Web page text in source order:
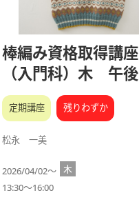
棒編み資格取得講座
（入門科）木 午後
定期講座 残りわずか
松永 一美
2026/04/02～ 木
13:30～16:00